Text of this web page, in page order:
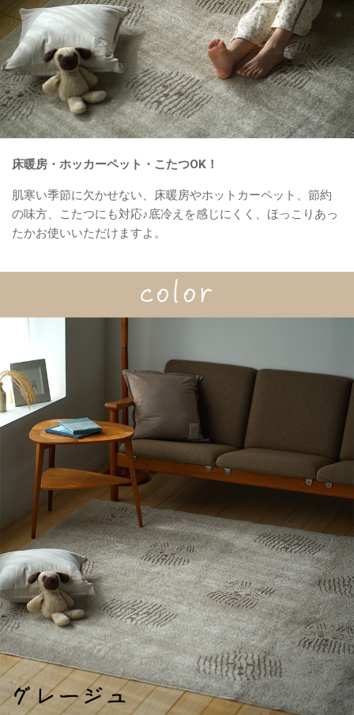
床暖房・ホッカーペット・こたつOK！
肌寒い季節に欠かせない、床暖房やホットカーペット、節約
の味方、こたつにも対応♪底冷えを感じにくく、ほっこりあっ
たかお使いいただけますよ。